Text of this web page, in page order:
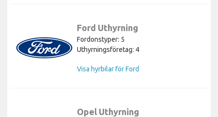
Ford Uthyrning
Fordonstyper: 5
Uthyrningsföretag: 4
Visa hyrbilar för Ford
Opel Uthyrning